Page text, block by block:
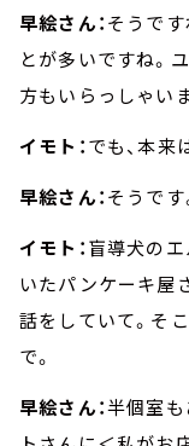
早絵さん：そうで
とが多いですね。
方もいらっしゃい
イモト：でも、本来
早絵さん：そうです
イモト：盲導犬の
いたパンケーキ屋
話をしていて。そ
で。
早絵さん：半個室も